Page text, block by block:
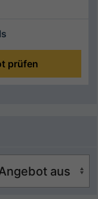
prüfen